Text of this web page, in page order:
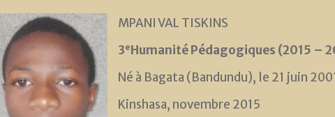
MPANI VAL TISKINS
3eHumanité Pédagogiques (2015 –
Né à Bagata (Bandundu), le 21 juin
Kinshasa, novembre 2015